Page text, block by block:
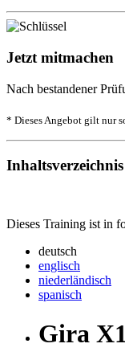
Jetzt mitmachen
Nach bestandener
* Dieses Angebot gilt nur
Inhaltsverzeichnis
Dieses Training ist in
deutsch
englisch
niederländisch
spanisch
Gira